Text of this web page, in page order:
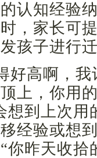
认知经验
，家长可
孩子进行
好高啊，
上，你用
想到上次用
经验或想
你昨天收拾